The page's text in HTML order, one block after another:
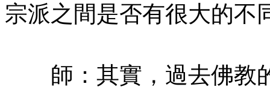
宗派之間是否有很大的不
師：其實，過去佛教